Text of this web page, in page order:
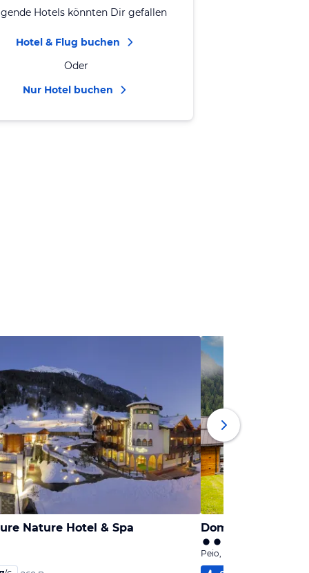
Hotels könnten Dir gefallen
Hotel & Flug buchen
Oder
Nur Hotel buchen
Nature Hotel & Spa Domina Parco
Peio, Trentino